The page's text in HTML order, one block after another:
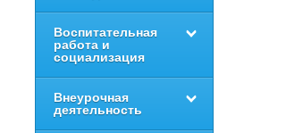
Воспитательная
работа и
социализация
Внеурочная
деятельность